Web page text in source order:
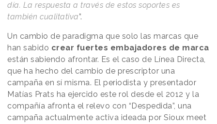
día. La respuesta a través de estos soportes es
también cualitativa”.
Un cambio de paradigma que solo las marcas que
han sabido crear fuertes embajadores de marca
están sabiendo afrontar. Es el caso de Línea Directa,
que ha hecho del cambio de prescriptor una
campaña en sí misma. El periodista y presentador
Matías Prats ha ejercido este rol desde el 2012 y la
compañía afronta el relevo con “Despedida”, una
campaña actualmente activa ideada por Sioux meet